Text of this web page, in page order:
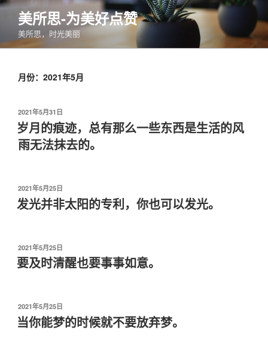
跳
容
美所思-为美好点赞
美所思，时光美丽
月份：2021年5月
发
布
于
2021年5月31日
岁月的痕迹，总有那么一些东西是生活的风
雨无法抹去的。
发
布
于
2021年5月25日
发光并非太阳的专利，你也可以发光。
发
布
于
2021年5月25日
要及时清醒也要事事如意。
发
布
于
2021年5月25日
当你能梦的时候就不要放弃梦。